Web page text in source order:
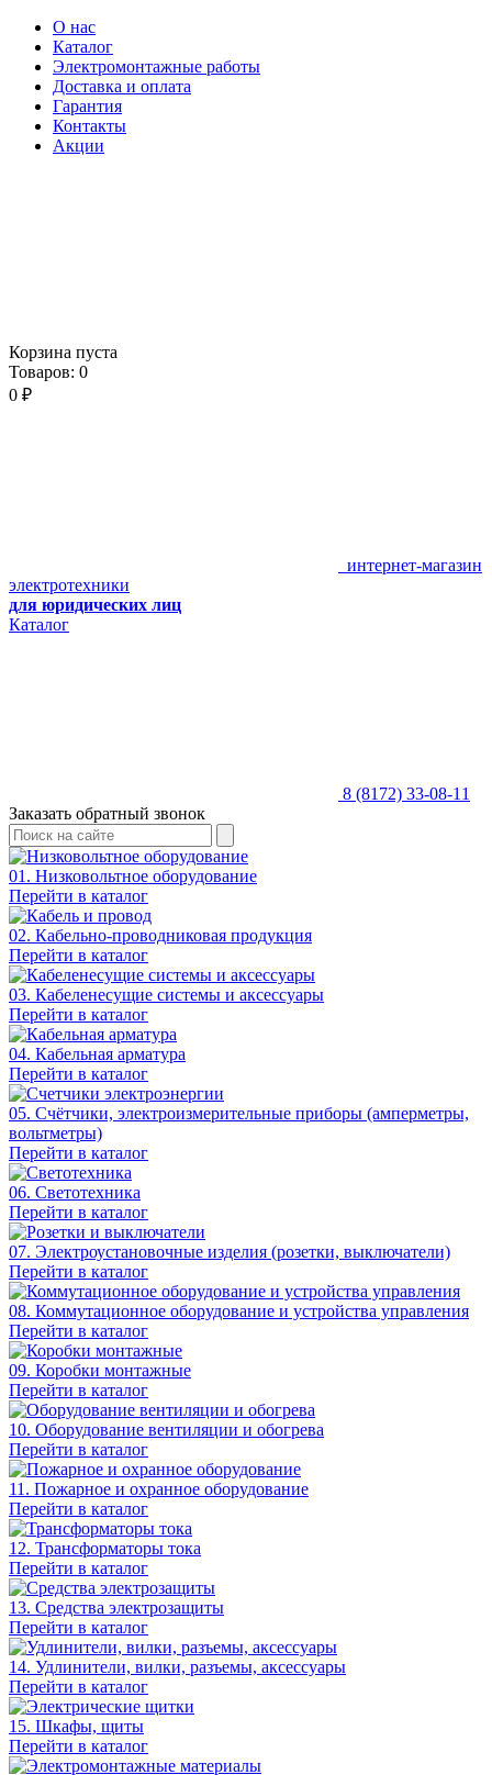
О нас
Каталог
Электромонтажные работы
Доставка и оплата
Гарантия
Контакты
Акции
Корзина пуста
Товаров: 0
0 ₽
интернет-магазин
электротехники
для юридических лиц
Каталог
8 (8172) 33-08-11
Заказать обратный звонок
01. Низковольтное оборудование
Перейти в каталог
02. Кабельно-проводниковая продукция
Перейти в каталог
03. Кабеленесущие системы и аксессуары
Перейти в каталог
04. Кабельная арматура
Перейти в каталог
05. Счётчики, электроизмерительные приборы (амперметры,
вольтметры)
Перейти в каталог
06. Светотехника
Перейти в каталог
07. Электроустановочные изделия (розетки, выключатели)
Перейти в каталог
08. Коммутационное оборудование и устройства управления
Перейти в каталог
09. Коробки монтажные
Перейти в каталог
10. Оборудование вентиляции и обогрева
Перейти в каталог
11. Пожарное и охранное оборудование
Перейти в каталог
12. Трансформаторы тока
Перейти в каталог
13. Средства электрозащиты
Перейти в каталог
14. Удлинители, вилки, разъемы, аксессуары
Перейти в каталог
15. Шкафы, щиты
Перейти в каталог